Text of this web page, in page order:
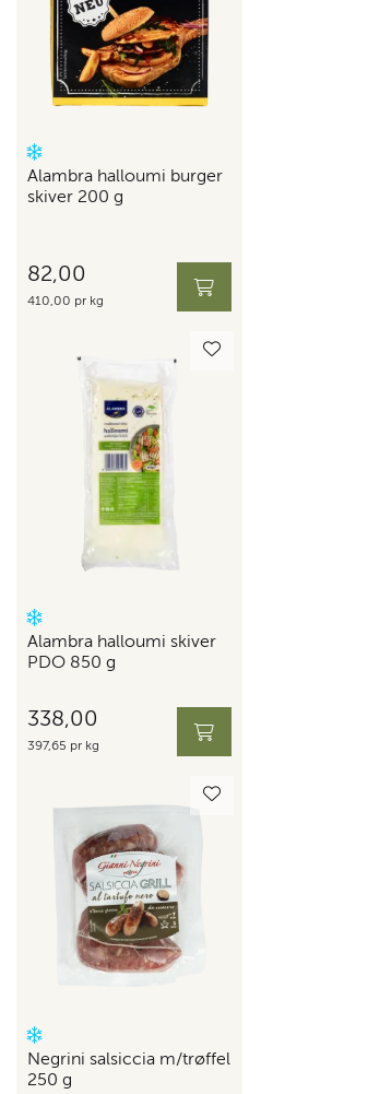
Alambra halloumi burger
skiver 200 g
82,00
410,00 pr kg
Alambra halloumi skiver
PDO 850 g
338,00
397,65 pr kg
Negrini salsiccia m/trøffel
250 g